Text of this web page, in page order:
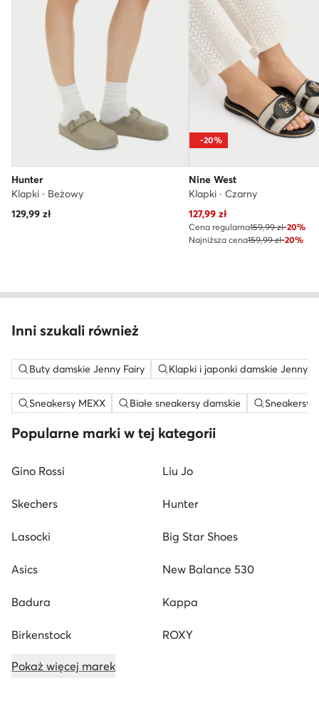
Hunter
Klapki · Beżowy
129,99 zł
-20%
Nine West
Klapki · Czarny
Aktualna cena
127,99zł
Cena regularna159,99 zł-20%
Najniższa cena159,99 zł-20%
Inni szukali również
Buty damskie Jenny Fairy Klapki i japonki damskie Jenny
Sneakersy MEXX Białe sneakersy damskie Sneakersy
Popularne marki w tej kategorii
Gino Rossi Liu Jo
Skechers Hunter
Lasocki Big Star Shoes
Asics New Balance 530
Badura Kappa
Birkenstock ROXY
Pokaż więcej marek